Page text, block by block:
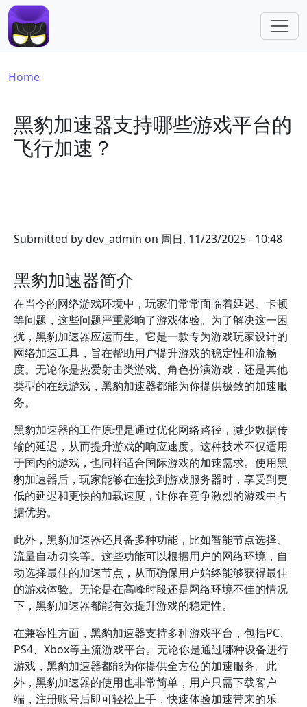
Skip to main content
Breadcrumb
Home
黑豹加速器支持哪些游戏平台的
飞行加速？
Submitted bydev_admin on 周日, 11/23/2025 - 10:48
黑豹加速器简介
在当今的网络游戏环境中，玩家们常常面临着延迟、卡顿
等问题，这些问题严重影响了游戏体验。为了解决这一困
扰，黑豹加速器应运而生。它是一款专为游戏玩家设计的
网络加速工具，旨在帮助用户提升游戏的稳定性和流畅
度。无论你是热爱射击类游戏、角色扮演游戏，还是其他
类型的在线游戏，黑豹加速器都能为你提供极致的加速服
务。
黑豹加速器的工作原理是通过优化网络路径，减少数据传
输的延迟，从而提升游戏的响应速度。这种技术不仅适用
于国内的游戏，也同样适合国际游戏的加速需求。使用黑
豹加速器后，玩家能够在连接到游戏服务器时，享受到更
低的延迟和更快的加载速度，让你在竞争激烈的游戏中占
据优势。
此外，黑豹加速器还具备多种功能，比如智能节点选择、
流量自动切换等。这些功能可以根据用户的网络环境，自
动选择最佳的加速节点，从而确保用户始终能够获得最佳
的游戏体验。无论是在高峰时段还是网络环境不佳的情况
下，黑豹加速器都能有效提升游戏的稳定性。
在兼容性方面，黑豹加速器支持多种游戏平台，包括PC、
PS4、Xbox等主流游戏平台。无论你是通过哪种设备进行
游戏，黑豹加速器都能为你提供全方位的加速服务。此
外，黑豹加速器的使用也非常简单，用户只需下载客户
端，注册账号后即可轻松上手，快速体验加速带来的乐